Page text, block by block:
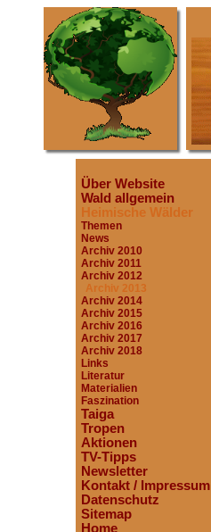
Über Website
Wald allgemein
Heimische Wälder
Themen
News
Archiv 2010
Archiv 2011
Archiv 2012
Archiv 2013
Archiv 2014
Archiv 2015
Archiv 2016
Archiv 2017
Archiv 2018
Links
Literatur
Materialien
Faszination
Taiga
Tropen
Aktionen
TV-Tipps
Newsletter
Kontakt / Impressum
Datenschutz
Sitemap
Home